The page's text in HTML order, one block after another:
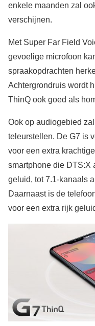
enkele maanden zal
verschijnen.
Met Super Far Field
gevoelige microfoon
spraakopdrachten
Achtergrondruis wordt
ThinQ ook goed als
Ook op audiogebied
teleurstellen. De G7 is
voor een extra
smartphone die DTS:X
geluid, tot 7.1-kanaals
Daarnaast is de
voor een extra rijk